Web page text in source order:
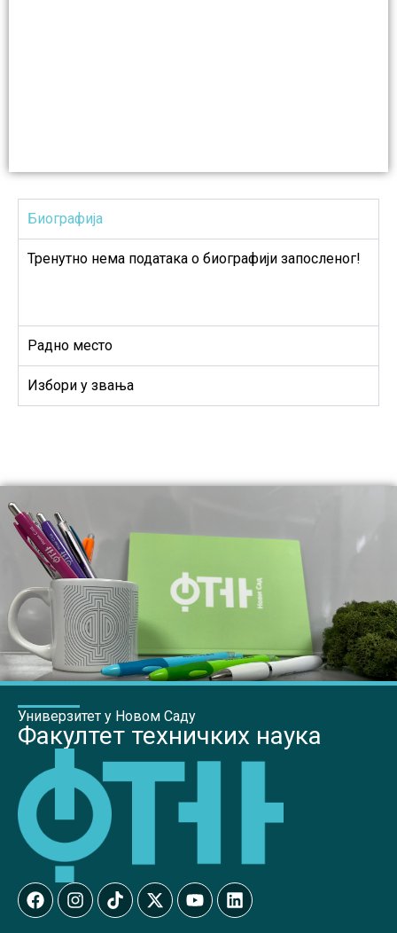
Биографија
Тренутно нема података о биографији запосленог!
Радно место
Избори у звања
Универзитет у Новом Саду
Факултет техничких наука